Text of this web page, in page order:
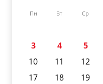
Пн Вт Ср
3
4 5
10
11 12
17
18 19